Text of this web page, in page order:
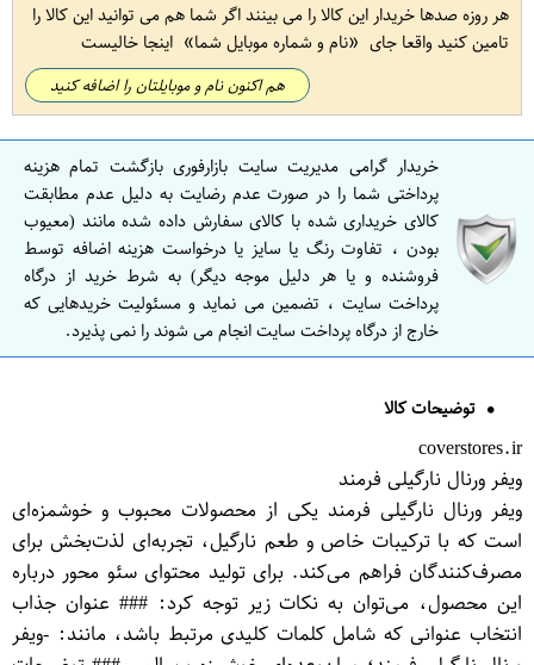
هر روزه صدها خریدار این کالا را می بینند اگر شما هم می توانید این کالا را
تامین کنید واقعا جای
نام و شماره موبایل شما اینجا خالیست
هم اکنون نام و موبایلتان را اضافه کنید
خریدار گرامی مدیریت سایت بازارفوری بازگشت تمام هزینه
پرداختی شما را در صورت عدم رضایت به دلیل عدم مطابقت
کالای خریداری شده با کالای سفارش داده شده مانند (معیوب
بودن ، تفاوت رنگ یا سایز یا درخواست هزینه اضافه توسط
فروشنده و یا هر دلیل موجه دیگر) به شرط خرید از درگاه
پرداخت سایت ، تضمین می نماید و مسئولیت خریدهایی که
خارج از درگاه پرداخت سایت انجام می شوند را نمی پذیرد.
توضیحات کالا
coverstores.ir
ویفر ورنال نارگیلی فرمند
ویفر ورنال نارگیلی فرمند یکی از محصولات محبوب و خوشمزه‌ای
است که با ترکیبات خاص و طعم نارگیل، تجربه‌ای لذت‌بخش برای
مصرف‌کنندگان فراهم می‌کند. برای تولید محتوای سئو محور درباره
این محصول، می‌توان به نکات زیر توجه کرد: ### عنوان جذاب
انتخاب عنوانی که شامل کلمات کلیدی مرتبط باشد، مانند: -ویفر